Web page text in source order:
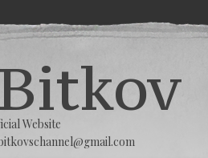
Website